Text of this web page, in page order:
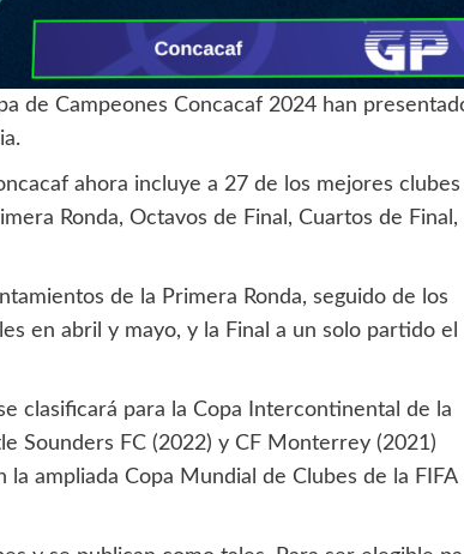
de Campeones Concacaf 2024 han
ahora incluye a 27 de los mejores clubes
Ronda, Octavos de Final, Cuartos de Final,
de la Primera Ronda, seguido de los
en abril y mayo, y la Final a un solo partido el
clasificará para la Copa Intercontinental de la
Sounders FC (2022) y CF Monterrey (2021)
ampliada Copa Mundial de Clubes de la FIFA